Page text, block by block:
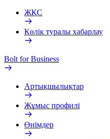
ЖҚС
Көлік туралы хабарлау
Bolt for Business
Артықшылықтар
Жұмыс профилі
Өнімдер